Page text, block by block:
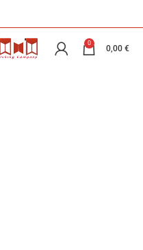
0
0,00 €